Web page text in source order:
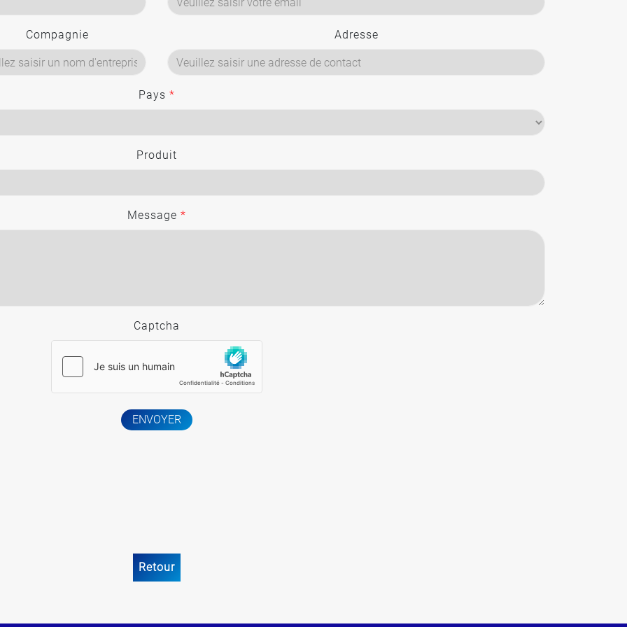
Compagnie Adresse
Pays *
Produit
Message *
Captcha
ENVOYER
Retour